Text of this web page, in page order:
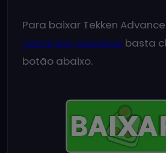
Para baixar Tekken
game boy advance basta
botão abaixo.